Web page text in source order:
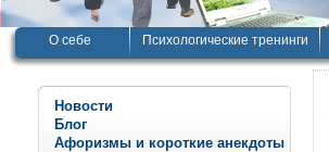
О себе Психологические тренинги
Новости
Блог
Афоризмы и короткие анекдоты